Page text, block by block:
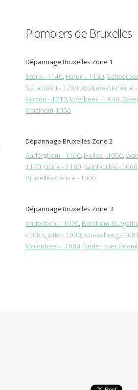
Plombiers de Bruxelles
Dépannage Bruxelles Zone 1
Evere - 1140 Haren - 1130
St-Lambert - 1200 ,Woluwe-St-Pierre
Noode - 1210 Etterbeek - 1040
Kraainem-1950
Dépannage Bruxelles Zone 2
Auderghem - 1160, Ixelles - 1050,
1170, Uccle - 1180, Saint-Gilles - 1060
Bruxelles Centre - 1000
Dépannage Bruxelles Zone 3
Anderlecht - 1070, Berchem-St-
- 1083, Jette - 1090, Koekelberg - 1081
Molenbeek - 1080, Neder over